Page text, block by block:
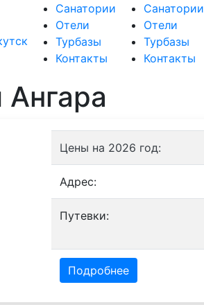
Санатории
Отели
Турбазы
Контакты
Санатории
Отели
Турбазы
Контакты
Цены на 2026 год:
Адрес:
Путевки:
Подробнее